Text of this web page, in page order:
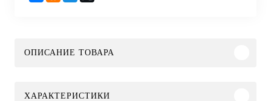
ОПИСАНИЕ ТОВАРА
ХАРАКТЕРИСТИКИ